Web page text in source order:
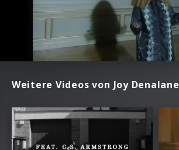
Weitere Videos von Joy Denalane